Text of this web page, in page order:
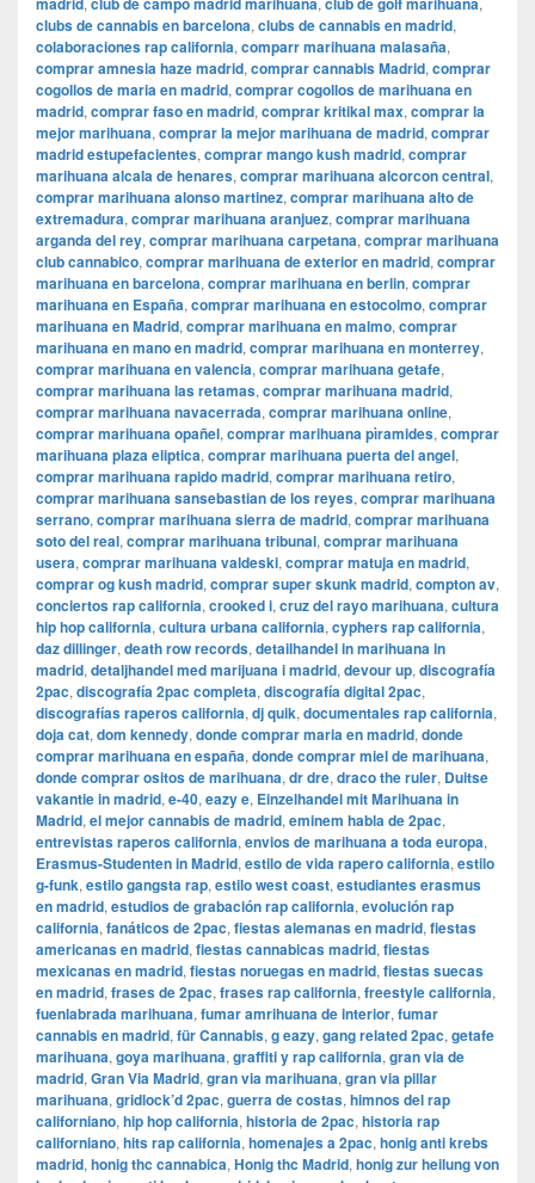
clubs de cannabis en barcelona, clubs de cannabis en madrid,
colaboraciones rap california, comparr marihuana malasaña,
comprar amnesia haze madrid, comprar cannabis Madrid, comprar
cogollos de maria en madrid, comprar cogollos de marihuana en
madrid, comprar faso en madrid, comprar kritikal max, comprar la
mejor marihuana, comprar la mejor marihuana de madrid, comprar
madrid estupefacientes, comprar mango kush madrid, comprar
marihuana alcala de henares, comprar marihuana alcorcon central,
comprar marihuana alonso martinez, comprar marihuana alto de
extremadura, comprar marihuana aranjuez, comprar marihuana
arganda del rey, comprar marihuana carpetana, comprar marihuana
club cannabico, comprar marihuana de exterior en madrid, comprar
marihuana en barcelona, comprar marihuana en berlin, comprar
marihuana en España, comprar marihuana en estocolmo, comprar
marihuana en Madrid, comprar marihuana en malmo, comprar
marihuana en mano en madrid, comprar marihuana en monterrey,
comprar marihuana en valencia, comprar marihuana getafe,
comprar marihuana las retamas, comprar marihuana madrid,
comprar marihuana navacerrada, comprar marihuana online,
comprar marihuana opañel, comprar marihuana pìramides, comprar
marihuana plaza eliptica, comprar marihuana puerta del angel,
comprar marihuana rapido madrid, comprar marihuana retiro,
comprar marihuana sansebastian de los reyes, comprar marihuana
serrano, comprar marihuana sierra de madrid, comprar marihuana
soto del real, comprar marihuana tribunal, comprar marihuana
usera, comprar marihuana valdeski, comprar matuja en madrid,
comprar og kush madrid, comprar super skunk madrid, compton av,
conciertos rap california, crooked i, cruz del rayo marihuana, cultura
hip hop california, cultura urbana california, cyphers rap california,
daz dillinger, death row records, detailhandel in marihuana in
madrid, detaljhandel med marijuana i madrid, devour up, discografía
2pac, discografía 2pac completa, discografía digital 2pac,
discografías raperos california, dj quik, documentales rap california,
doja cat, dom kennedy, donde comprar maria en madrid, donde
comprar marihuana en españa, donde comprar miel de marihuana,
donde comprar ositos de marihuana, dr dre, draco the ruler, Duitse
vakantie in madrid, e-40, eazy e, Einzelhandel mit Marihuana in
Madrid, el mejor cannabis de madrid, eminem habla de 2pac,
entrevistas raperos california, envios de marihuana a toda europa,
Erasmus-Studenten in Madrid, estilo de vida rapero california, estilo
g-funk, estilo gangsta rap, estilo west coast, estudiantes erasmus
en madrid, estudios de grabación rap california, evolución rap
california, fanáticos de 2pac, fiestas alemanas en madrid, fiestas
americanas en madrid, fiestas cannabicas madrid, fiestas
mexicanas en madrid, fiestas noruegas en madrid, fiestas suecas
en madrid, frases de 2pac, frases rap california, freestyle california,
fuenlabrada marihuana, fumar amrihuana de interior, fumar
cannabis en madrid, für Cannabis, g eazy, gang related 2pac, getafe
marihuana, goya marihuana, graffiti y rap california, gran via de
madrid, ​​Gran Via Madrid, gran via marihuana, gran via pillar
marihuana, gridlock’d 2pac, guerra de costas, himnos del rap
californiano, hip hop california, historia de 2pac, historia rap
californiano, hits rap california, homenajes a 2pac, honig anti krebs
madrid, honig thc cannabica, Honig thc Madrid, honig zur heilung von